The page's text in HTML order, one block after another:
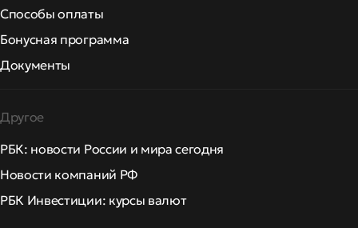
Способы оплаты
Бонусная программа
Документы
Другое
РБК: новости России и мира сегодня
Новости компаний РФ
РБК Инвестиции: курсы валют